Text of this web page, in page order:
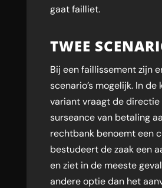
gaat failliet.
TWEE
Bij een faillissement zijn
scenario’s mogelijk. In de
variant vraagt de directie
surseance van betaling
rechtbank benoemt een
bestudeert de zaak een
en ziet in de meeste
andere optie dan het